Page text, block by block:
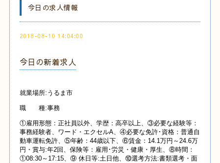
今日の求人情報
2018-08-10 14:04:00
今日の新着求人
就業場所:うるま市
職 種:事務
①雇用形態：正社員以外、学歴：高卒以上、③必要な経験等：
事務経験者、ワード・エクセルA、④必要な免許･資格：普通自
動車運転免許、⑤年齢：44歳以下、⑥賃金：14.1万円～24.6万
円・賞与:年2回、保険等：雇用･労災・健康・厚生、⑧時間：
①08:30～17:15、⑨ 休日等:土日他、⑩選考方法:書類選考・面